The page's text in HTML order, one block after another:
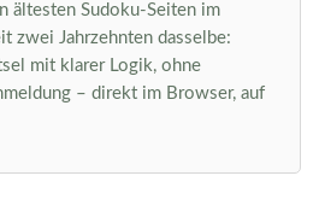
ältesten Sudoku-Seiten im
zwei Jahrzehnten dasselbe:
mit klarer Logik, ohne
– direkt im Browser, auf